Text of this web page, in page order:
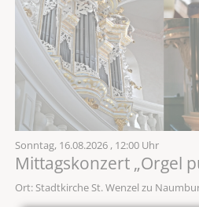
Sonntag, 16.08.2026 , 12:00 Uhr
Mittagskonzert „Orgel
Ort: Stadtkirche St. Wenzel zu